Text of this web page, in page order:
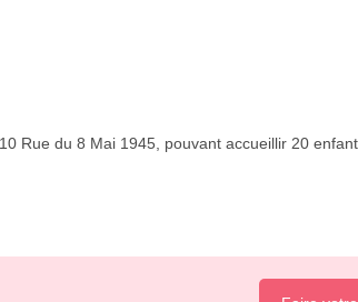
Rue du 8 Mai 1945, pouvant accueillir 20